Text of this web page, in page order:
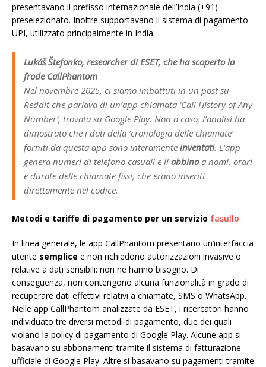
presentavano il prefisso internazionale dell’India (+91)
preselezionato. Inoltre supportavano il sistema di pagamento
UPI, utilizzato principalmente in India.
Lukáš Štefanko, researcher di ESET, che ha scoperto la
frode CallPhantom
Nel novembre 2025, ci siamo imbattuti in un post su
Reddit che parlava di un’app chiamata ‘Call History of Any
Number’, trovata su Google Play. Non a caso, l’analisi ha
dimostrato che i dati della ‘cronologia delle chiamate’
forniti da questa app sono interamente inventati. L’app
genera numeri di telefono casuali e li abbinaa nomi, orari
e durate delle chiamate fissi, che erano inseriti
direttamente nel codice.
Metodi e tariffe di pagamento per un servizio fasullo
In linea generale, le app CallPhantom presentano un’interfaccia
utente semplice e non richiedono autorizzazioni invasive o
relative a dati sensibili: non ne hanno bisogno. Di
conseguenza, non contengono alcuna funzionalità in grado di
recuperare dati effettivi relativi a chiamate, SMS o WhatsApp.
Nelle app CallPhantom analizzate da ESET, i ricercatori hanno
individuato tre diversi metodi di pagamento, due dei quali
violano la policy di pagamento di Google Play. Alcune app si
basavano su abbonamenti tramite il sistema di fatturazione
ufficiale di Google Play. Altre si basavano su pagamenti tramite